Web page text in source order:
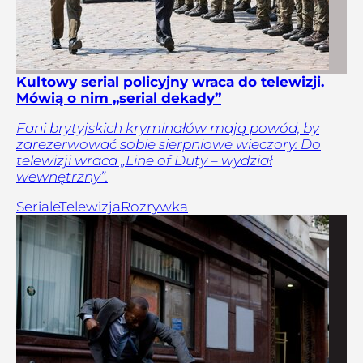
Kultowy serial policyjny wraca do telewizji.
Mówią o nim „serial dekady”
Fani brytyjskich kryminałów mają powód, by
zarezerwować sobie sierpniowe wieczory. Do
telewizji wraca „Line of Duty – wydział
wewnętrzny”.
SerialeTelewizjaRozrywka